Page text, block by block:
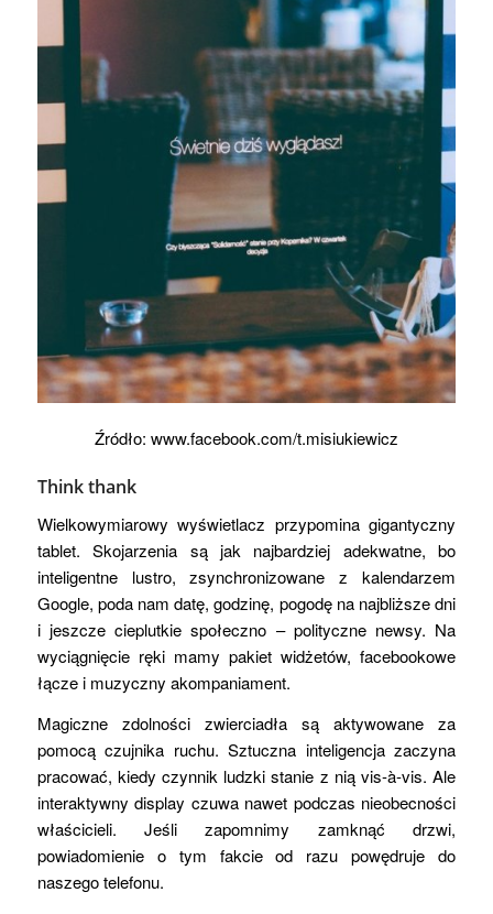
Źródło: www.facebook.com/t.misiukiewicz
Think thank
Wielkowymiarowy wyświetlacz przypomina gigantyczny
tablet. Skojarzenia są jak najbardziej adekwatne, bo
inteligentne lustro, zsynchronizowane z kalendarzem
Google, poda nam datę, godzinę, pogodę na najbliższe dni
i jeszcze cieplutkie społeczno – polityczne newsy. Na
wyciągnięcie ręki mamy pakiet widżetów, facebookowe
łącze i muzyczny akompaniament.
Magiczne zdolności zwierciadła są aktywowane za
pomocą czujnika ruchu. Sztuczna inteligencja zaczyna
pracować, kiedy czynnik ludzki stanie z nią vis-à-vis. Ale
interaktywny display czuwa nawet podczas nieobecności
właścicieli. Jeśli zapomnimy zamknąć drzwi,
powiadomienie o tym fakcie od razu powędruje do
naszego telefonu.